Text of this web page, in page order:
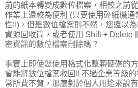
前的紙本轉變成數位檔案，相較之前
作業上還較為便利 (只要使用碎紙機通
性!!)，但是數位檔案則不然，您還以
資源回收筒，或者使用 Shift + Delete
密資訊的數位檔案刪除嗎？
事實上即使您使用格式化整顆硬碟的
會能將數位檔案救回!! 不過企業等級
常所費不貲，那麼對於個人用途來說